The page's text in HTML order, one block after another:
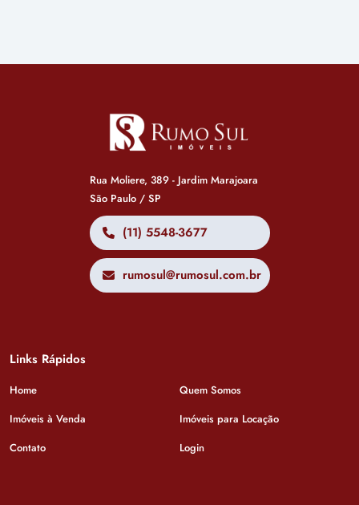
Rua Moliere, 389 - Jardim Marajoara
São Paulo / SP
(11) 5548-3677
rumosul@rumosul.com.br
Links Rápidos
Home
Quem Somos
Imóveis à Venda
Imóveis para Locação
Contato
Login